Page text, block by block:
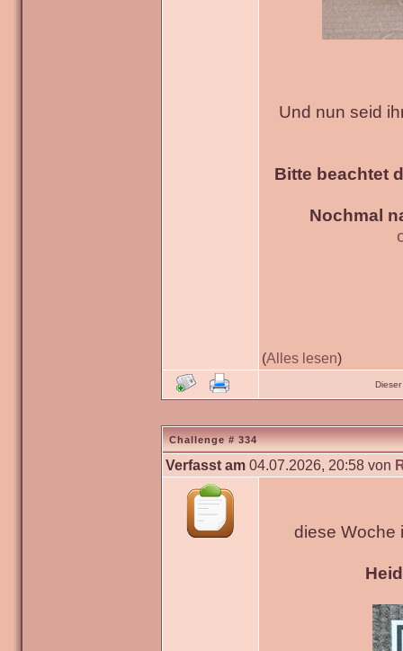
Und nun seid
Bitte beachtet
Nochmal
(Alles lesen)
Challenge # 334
Verfasst am 04.07.2026, 20:58 von
diese Woche